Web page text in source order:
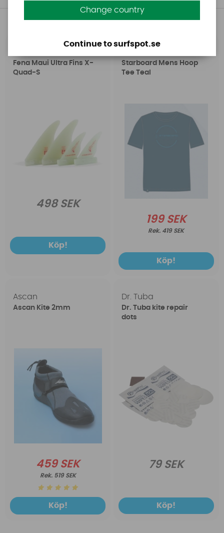
Andra köpte även
Fena Maui Ultra Fins X-
Quad-S
498 SEK
Köp!
Starboard Mens Hoop
Tee Teal
199 SEK
419 SEK
Köp!
Ascan
Ascan Kite 2mm
459 SEK
519 SEK
Köp!
Dr. Tuba
Dr. Tuba kite repair
dots
79 SEK
Köp!
Change country
Continue to surfspot.se